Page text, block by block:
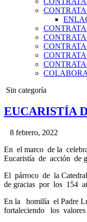
Posted
Sin categoría
EUCARISTÍA
8 febrero, 2022
En el marco de la
Eucaristía de acción de
El párroco de la
de gracias por los 154
En la homilía el Padre
fortaleciendo los